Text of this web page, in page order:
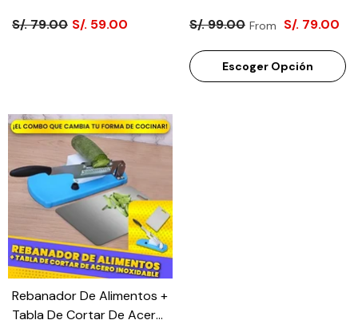
S/. 79.00 S/. 59.00
S/. 99.00 From S/. 79.00
Escoger Opción
Rebanador De Alimentos +
Tabla De Cortar De Acero